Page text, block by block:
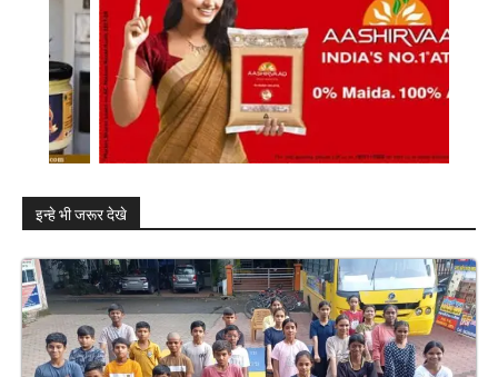
इन्हे भी जरूर देखे